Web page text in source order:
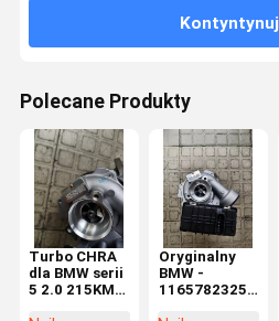
Kontyntynuj
Polecane Produkty
Turbo CHRA
dla BMW serii
5 2.0 215KM
Oryginalny
BMW -
11657823256